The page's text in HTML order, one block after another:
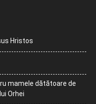
Hristos
mamele dătătoare de
Orhei